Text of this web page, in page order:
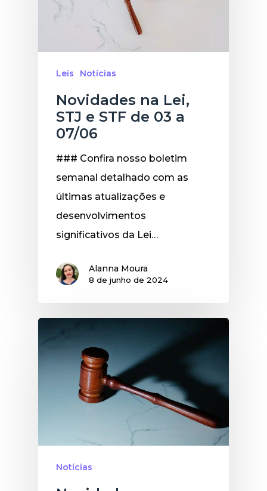
Leis Notícias
Novidades na Lei,
STJ e STF de 03 a
07/06
### Confira nosso boletim
semanal detalhado com as
últimas atualizações e
desenvolvimentos
significativos da Lei…
Alanna Moura
8 de junho de 2024
Notícias